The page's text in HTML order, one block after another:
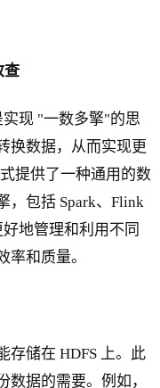
查
现 "一数多擎"的思
换数据，从而实现更
提供了一种通用的数
，包括 Spark、Flink
地管理和利用不同
率和质量。
存储在 HDFS 上。此
据的需要。例如，